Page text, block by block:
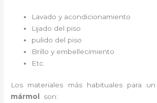
Lavado y acondicionamiento
Lijado del piso
pulido del piso
Brillo y embellecimiento
Etc.
Los materiales más habituales para un
mármol
son: